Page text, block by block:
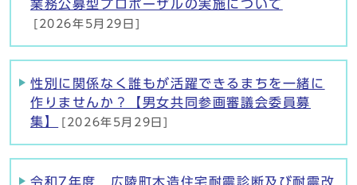
業務公募型プロポーザルの実施について
[2026年5月29日]
性別に関係なく誰もが活躍できるまちを一緒に
作りませんか？【男女共同参画審議会委員募
集】
[2026年5月29日]
令和7年度 広陵町木造住宅耐震診断及び耐震改